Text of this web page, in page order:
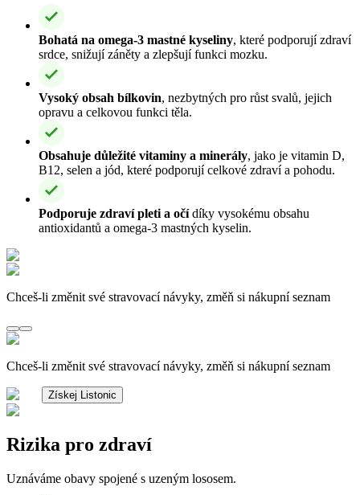
Bohatá na omega-3 mastné kyseliny, které podporují zdraví
srdce, snižují záněty a zlepšují funkci mozku.
Vysoký obsah bílkovin, nezbytných pro růst svalů, jejich
opravu a celkovou funkci těla.
Obsahuje důležité vitaminy a minerály, jako je vitamin D,
B12, selen a jód, které podporují celkové zdraví a pohodu.
Podporuje zdraví pleti a očídíky vysokému obsahu
antioxidantů a omega-3 mastných kyselin.
Chceš-li změnit své stravovací návyky, změň si nákupní seznam
Chceš-li změnit své stravovací návyky, změň si nákupní seznam
Získej Listonic
Rizika pro zdraví
Uznáváme obavy spojené s uzeným lososem.